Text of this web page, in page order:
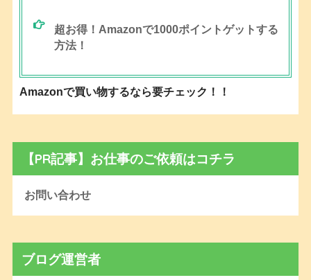
超お得！Amazonで1000ポイントゲットする
方法！
Amazonで買い物するなら要チェック！！
【PR記事】お仕事のご依頼はコチラ
お問い合わせ
ブログ運営者